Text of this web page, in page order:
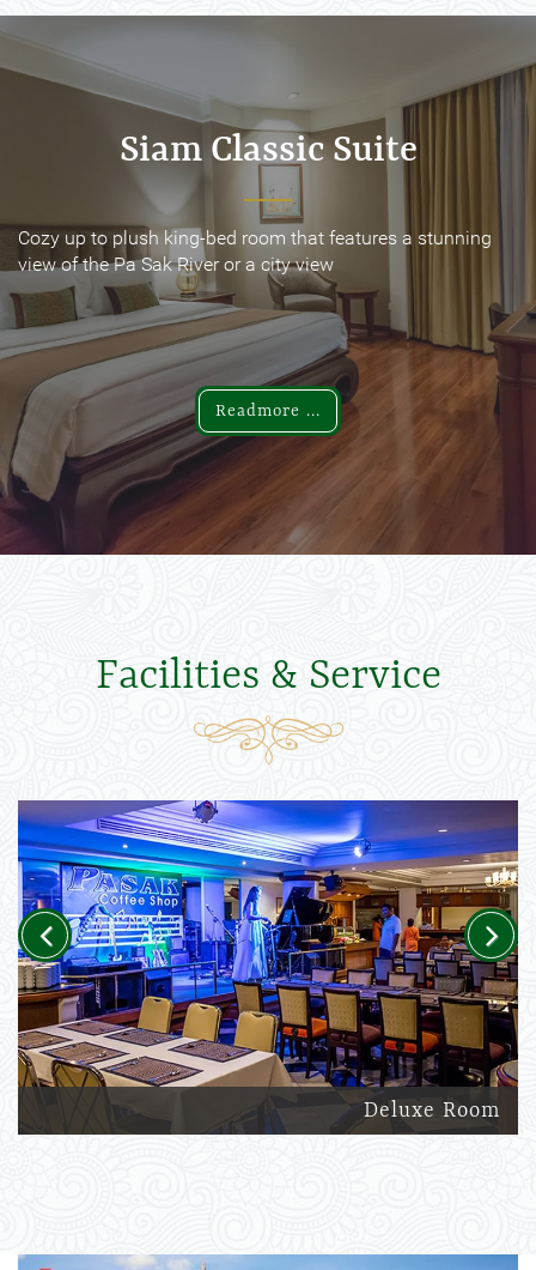
Siam Classic Suite
Cozy up to plush king-bed room that features a stunning
view of the Pa Sak River or a city view
Readmore ...
Siam Classic Suite
Cozy up to plush king-bed room that features a stunning
view of the Pa Sak River or a city view
Readmore ...
Facilities & Service
Deluxe Room
Previous Next